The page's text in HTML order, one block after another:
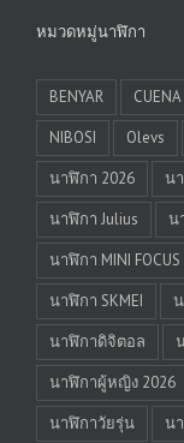
หมวดหมู่นาฬิกา
BENYAR CUENA
NIBOSI
Olevs
นาฬิกา 2026
น
นาฬิกา Julius
น
นาฬิกา MINI FOCUS
นาฬิกา SKMEI
นาฬิกาดิจิตอล
นาฬิกาผู้หญิง 2026
นาฬิกาวัยรุ่น
น